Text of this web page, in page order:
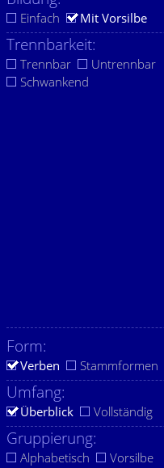
Einfach Mit Vorsilbe
Trennbarkeit:
Trennbar
Untrennbar
Schwankend
Form:
Verben Stammformen
Umfang:
Überblick Vollständig
Gruppierung:
Alphabetisch
Vorsilbe